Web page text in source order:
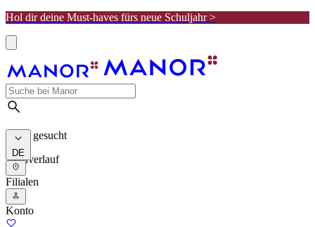
Hol dir deine Must-haves fürs neue Schuljahr >
Meist gesucht
Suchverlauf
DE
Filialen
Konto